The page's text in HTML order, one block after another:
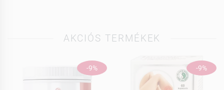
AKCIÓS TERMÉKEK
-9% -9%